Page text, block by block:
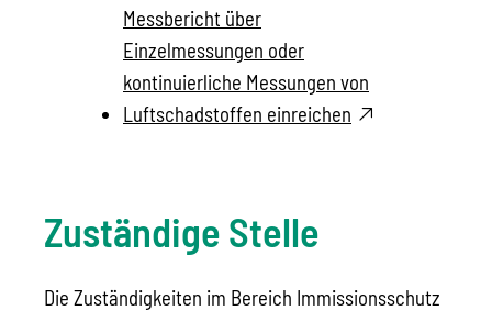
Messbericht über
Einzelmessungen oder
kontinuierliche Messungen von
Luftschadstoffen einreichen
Zuständige Stelle
Die Zuständigkeiten im Bereich Immissionsschutz